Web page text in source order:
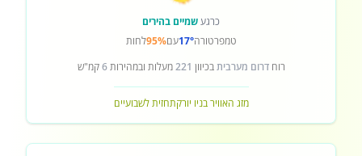
כרגעשמיים בהירים
טמפרטורה17°עם95%לחות
רוחדרום מערביתבכיוון 221מעלות ובמהירות6קמ"ש
מזג האוויר בניו יורקתחזית לשבועיים